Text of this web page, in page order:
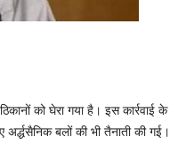
को घेरा गया है। इस कार्रवाई के
बलों की भी तैनाती की गई।